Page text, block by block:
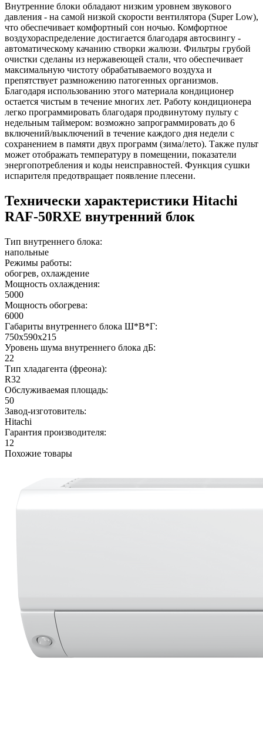
Внутренние блоки обладают низким уровнем звукового
давления - на самой низкой скорости вентилятора (Super Low),
что обеспечивает комфортный сон ночью. Комфортное
воздухораспределение достигается благодаря автосвингу -
автоматическому качанию створки жалюзи. Фильтры грубой
очистки сделаны из нержавеющей стали, что обеспечивает
максимальную чистоту обрабатываемого воздуха и
препятствует размножению патогенных организмов.
Благодаря использованию этого материала кондиционер
остается чистым в течение многих лет. Работу кондиционера
легко программировать благодаря продвинутому пульту с
недельным таймером: возможно запрограммировать до 6
включений/выключений в течение каждого дня недели с
сохранением в памяти двух программ (зима/лето). Также пульт
может отображать температуру в помещении, показатели
энергопотребления и коды неисправностей. Функция сушки
испарителя предотвращает появление плесени.
Технически характеристики Hitachi
RAF-50RXE внутренний блок
Тип внутреннего блока:
напольные
Режимы работы:
обогрев, охлаждение
Мощность охлаждения:
5000
Мощность обогрева:
6000
Габариты внутреннего блока Ш*В*Г:
750x590x215
Уровень шума внутреннего блока дБ:
22
Тип хладагента (фреона):
R32
Обслуживаемая площадь:
50
Завод-изготовитель:
Hitachi
Гарантия производителя:
12
Похожие товары